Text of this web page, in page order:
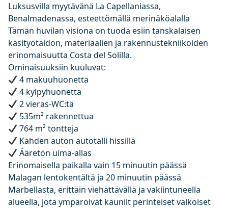
Luksusvilla myytävänä La Capellaniassa,
Benalmadenassa, esteettömällä merinäköalalla
Tämän huvilan visiona on tuoda esiin tanskalaisen
käsityötaidon, materiaalien ja rakennustekniikoiden
erinomaisuutta Costa del Solilla.
Ominaisuuksiin kuuluvat:
4 makuuhuonetta
4 kylpyhuonetta
2 vieras-WC:tä
535m² rakennettua
764 m² tontteja
Kahden auton autotalli hissillä
Ääretön uima-allas
Erinomaisella paikalla vain 15 minuutin päässä
Malagan lentokentältä ja 20 minuutin päässä
Marbellasta, erittäin viehättävällä ja vakiintuneella
alueella, jota ympäröivät kauniit perinteiset valkoiset